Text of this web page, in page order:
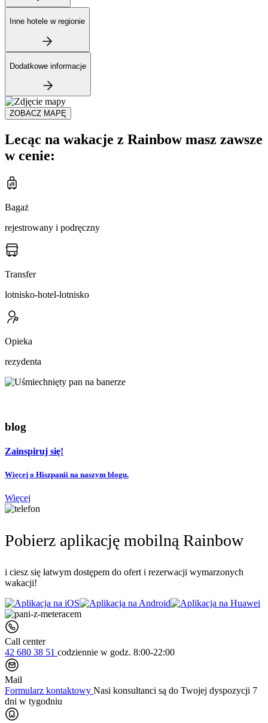
Inne hotele w regionie
Dodatkowe informacje
ZOBACZ MAPĘ
Lecąc na wakacje z Rainbow masz zawsze
w cenie:
Bagaż
rejestrowany i podręczny
Transfer
lotnisko-hotel-lotnisko
Opieka
rezydenta
blog
Zainspiruj się!
Więcej o Hiszpanii na naszym blogu.
Więcej
Pobierz aplikację mobilną Rainbow
i ciesz się łatwym dostępem do ofert i rezerwacji wymarzonych
wakacji!
Call center
42 680 38 51 codziennie w godz. 8:00-22:00
Mail
Formularz kontaktowy Nasi konsultanci są do Twojej dyspozycji 7
dni w tygodniu